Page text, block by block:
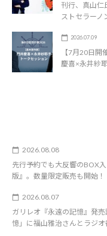
刊行、真山仁
ストセラーノ
2026.07.09
【7月20日
慶喜×永井紗
2026.08.08
先行予約でも大反響のBOX
版』。数量限定販売も開始！
2026.08.07
ガリレオ『永遠の記憶』発
憶」に福山雅治さんとラジオ